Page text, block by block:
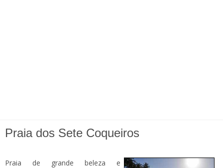
Praia dos Sete Coqueiros
Praia de grande beleza e